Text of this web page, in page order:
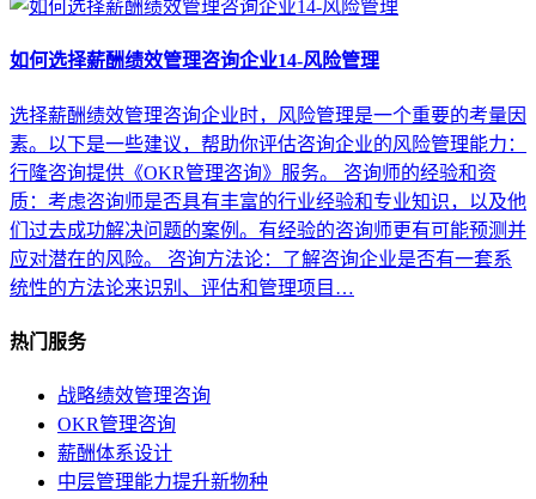
如何选择薪酬绩效管理咨询企业14-风险管理
选择薪酬绩效管理咨询企业时，风险管理是一个重要的考量因
素。以下是一些建议，帮助你评估咨询企业的风险管理能力：
行隆咨询提供《OKR管理咨询》服务。 咨询师的经验和资
质：考虑咨询师是否具有丰富的行业经验和专业知识，以及他
们过去成功解决问题的案例。有经验的咨询师更有可能预测并
应对潜在的风险。 咨询方法论：了解咨询企业是否有一套系
统性的方法论来识别、评估和管理项目…
热门服务
战略绩效管理咨询
OKR管理咨询
薪酬体系设计
中层管理能力提升新物种